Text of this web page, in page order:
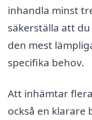
inhandla minst
säkerställa att
den mest
specifika behov.
Att inhämtar
också en klarare